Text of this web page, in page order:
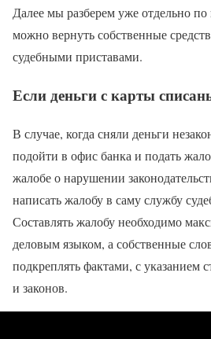
Далее мы разберем уже отдельно
можно вернуть собственные
судебными приставами.
Если деньги с карты
В случае, когда сняли деньги
подойти в офис банка и подать
жалобе о нарушении
написать жалобу в саму службу
Составлять жалобу необходимо
деловым языком, а собственные
подкреплять фактами, с указанием
и законов.